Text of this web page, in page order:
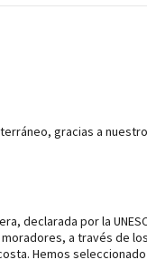
gracias a
declarada por la
a través de
Hemos